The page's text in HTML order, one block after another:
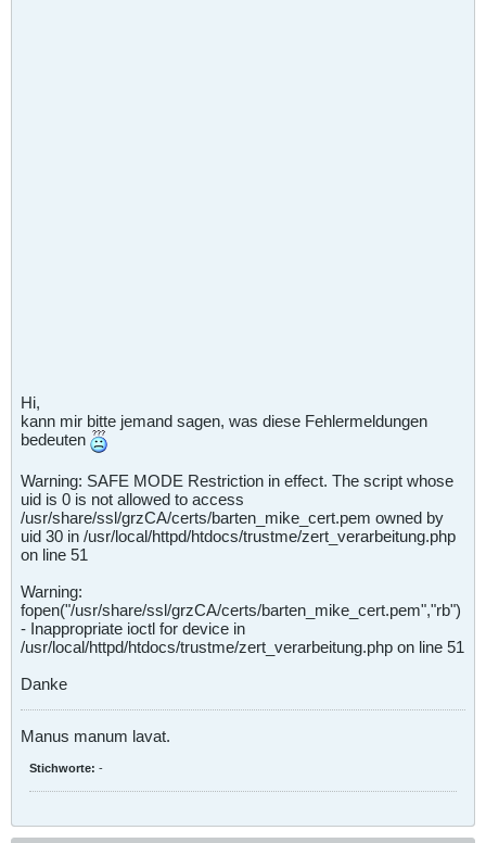
Hi,
kann mir bitte jemand sagen, was diese Fehlermeldungen
bedeuten
Warning: SAFE MODE Restriction in effect. The script whose
uid is 0 is not allowed to access
/usr/share/ssl/grzCA/certs/barten_mike_cert.pem owned by
uid 30 in /usr/local/httpd/htdocs/trustme/zert_verarbeitung.php
on line 51
Warning:
fopen("/usr/share/ssl/grzCA/certs/barten_mike_cert.pem","rb")
- Inappropriate ioctl for device in
/usr/local/httpd/htdocs/trustme/zert_verarbeitung.php on line 51
Danke
Manus manum lavat.
Stichworte: -